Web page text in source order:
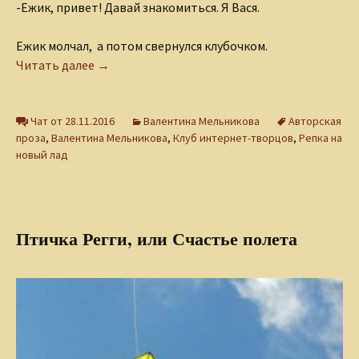
-Ежик, привет! Давай знакомиться. Я Вася.
Ежик молчал, а потом свернулся клубочком.
Читать далее Про ежика и ветер
→
Чат от 28.11.2016 Валентина Мельникова
Авторская
проза, Валентина Мельникова, Клуб интернет-творцов, Репка на
новый лад
Птичка Регги, или Счастье полета